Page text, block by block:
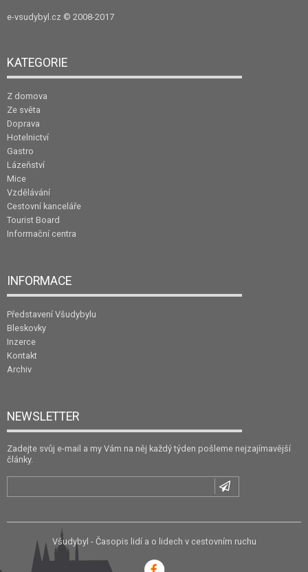
e-vsudybyl.cz © 2008-2017
KATEGORIE
Z domova
Ze světa
Doprava
Hotelnictví
Gastro
Lázeňství
Mice
Vzdělávání
Cestovní kanceláře
Tourist Board
Informační centra
INFORMACE
Představení Všudybylu
Bleskovky
Inzerce
Kontakt
Archiv
NEWSLETTER
Zadejte svůj e-mail a my Vám na něj každý týden pošleme nejzajímavější
články.
Všudybyl - Časopis lidí a o lidech v cestovním ruchu